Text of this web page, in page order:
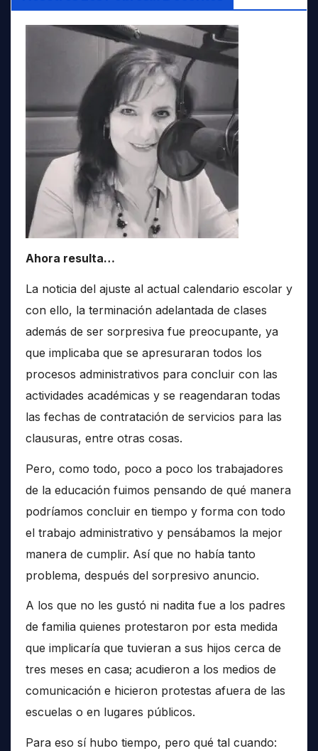
Ahora resulta…
La noticia del ajuste al actual calendario escolar y
con ello, la terminación adelantada de clases
además de ser sorpresiva fue preocupante, ya
que implicaba que se apresuraran todos los
procesos administrativos para concluir con las
actividades académicas y se reagendaran todas
las fechas de contratación de servicios para las
clausuras, entre otras cosas.
Pero, como todo, poco a poco los trabajadores
de la educación fuimos pensando de qué manera
podríamos concluir en tiempo y forma con todo
el trabajo administrativo y pensábamos la mejor
manera de cumplir. Así que no había tanto
problema, después del sorpresivo anuncio.
A los que no les gustó ni nadita fue a los padres
de familia quienes protestaron por esta medida
que implicaría que tuvieran a sus hijos cerca de
tres meses en casa; acudieron a los medios de
comunicación e hicieron protestas afuera de las
escuelas o en lugares públicos.
Para eso sí hubo tiempo, pero qué tal cuando: